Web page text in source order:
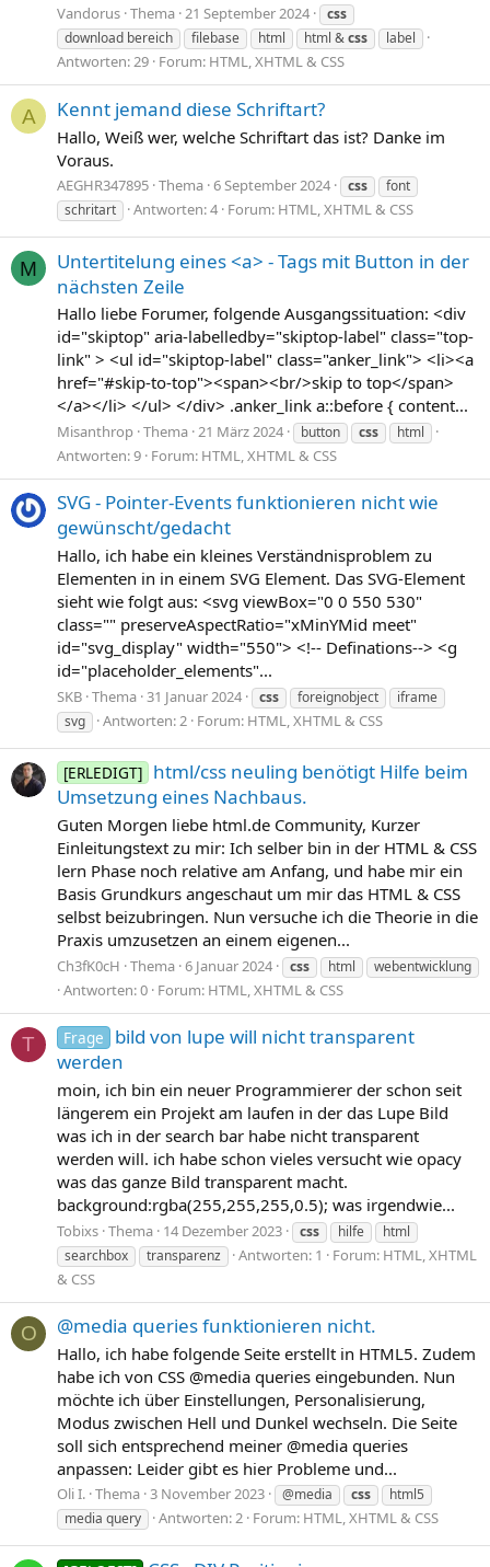
Vandorus Thema 21 September 2024
css
download bereich
filebase html html &css label
Antworten: 29 Forum: HTML, XHTML & CSS
A Kennt jemand diese Schriftart?
Hallo, Weiß wer, welche Schriftart das ist? Danke im
Voraus.
AEGHR347895 Thema 6 September 2024 css
font
schritart
Antworten: 4 Forum: HTML, XHTML & CSS
M
Untertitelung eines <a> - Tags mit Button in der
nächsten Zeile
Hallo liebe Forumer, folgende Ausgangssituation: <div
id="skiptop" aria-labelledby="skiptop-label" class="top-
link" > <ul id="skiptop-label" class="anker_link"> <li><a
href="#skip-to-top"><span><br/>skip to top</span>
</a></li> </ul> </div> .anker_link a::before { content...
Misanthrop Thema 21 März 2024 button css html
Antworten: 9 Forum: HTML, XHTML & CSS
SVG - Pointer-Events funktionieren nicht wie
gewünscht/gedacht
Hallo, ich habe ein kleines Verständnisproblem zu
Elementen in in einem SVG Element. Das SVG-Element
sieht wie folgt aus: <svg viewBox="0 0 550 530"
class="" preserveAspectRatio="xMinYMid meet"
id="svg_display" width="550"> <!-- Definations--> <g
id="placeholder_elements"...
SKB Thema 31 Januar 2024 css foreignobject
iframe
svg
Antworten: 2 Forum: HTML, XHTML & CSS
[ERLEDIGT] html/css neuling benötigt Hilfe beim
Umsetzung eines Nachbaus.
Guten Morgen liebe html.de Community, Kurzer
Einleitungstext zu mir: Ich selber bin in der HTML & CSS
lern Phase noch relative am Anfang, und habe mir ein
Basis Grundkurs angeschaut um mir das HTML & CSS
selbst beizubringen. Nun versuche ich die Theorie in die
Praxis umzusetzen an einem eigenen...
Ch3fK0cH Thema 6 Januar 2024 css html webentwicklung
Antworten: 0 Forum: HTML, XHTML & CSS
T Frage
bild von lupe will nicht transparent
werden
moin, ich bin ein neuer Programmierer der schon seit
längerem ein Projekt am laufen in der das Lupe Bild
was ich in der search bar habe nicht transparent
werden will. ich habe schon vieles versucht wie opacy
was das ganze Bild transparent macht.
background:rgba(255,255,255,0.5); was irgendwie...
Tobixs Thema 14 Dezember 2023 css hilfe
html
searchbox
transparenz Antworten: 1 Forum: HTML, XHTML
& CSS
O @media queries funktionieren nicht.
Hallo, ich habe folgende Seite erstellt in HTML5. Zudem
habe ich von CSS @media queries eingebunden. Nun
möchte ich über Einstellungen, Personalisierung,
Modus zwischen Hell und Dunkel wechseln. Die Seite
soll sich entsprechend meiner @media queries
anpassen: Leider gibt es hier Probleme und...
Oli I. Thema 3 November 2023 @media css
html5
media query
Antworten: 2 Forum: HTML, XHTML & CSS